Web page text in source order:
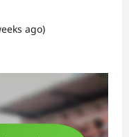
ago)